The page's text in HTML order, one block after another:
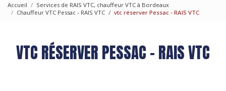
Accueil
Services de RAIS VTC, chauffeur VTC à Bordeaux
Chauffeur VTC Pessac - RAIS VTC
vtc réserver Pessac - RAIS VTC
VTC RÉSERVER PESSAC - RAIS VTC